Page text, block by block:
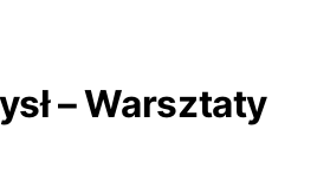
– Warsztaty